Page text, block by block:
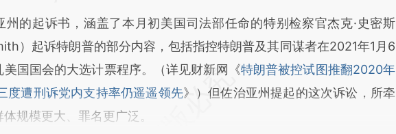
起诉书，涵盖了本月初美国司法部任命的特别检察官杰克·史密斯
）起诉特朗普的部分内容，包括指控特朗普及其同谋者在2021年1月6
美国国会的大选计票程序。（详见财新网《特朗普被控试图推翻2020年
度遭刑诉党内支持率仍遥遥领先》）但佐治亚州提起的这次诉讼，所牵
规模更大、罪名更广泛。